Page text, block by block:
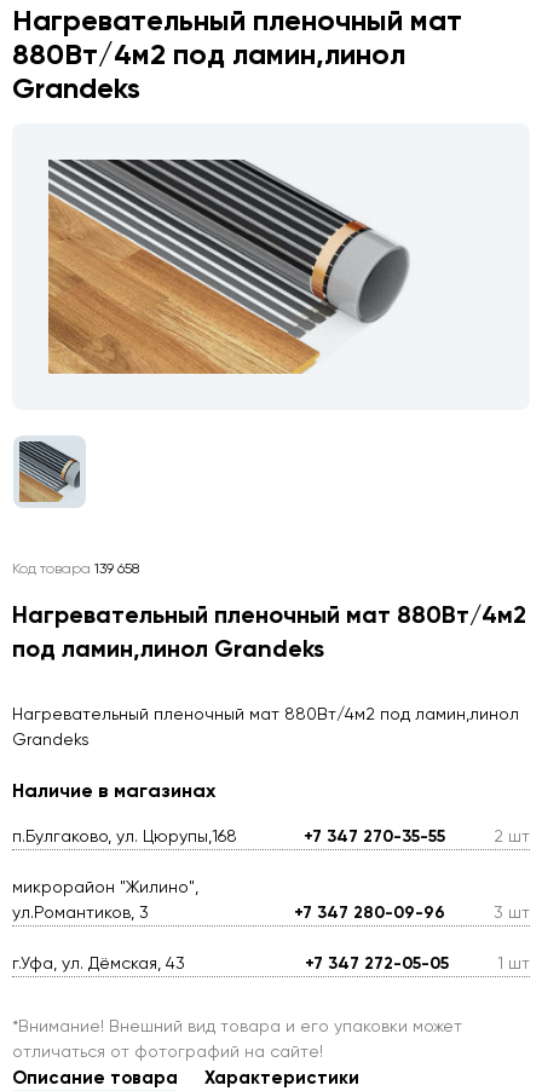
Нагревательный пленочный мат
880Вт/4м2 под ламин,линол
Grandeks
Код товара 139 658
Нагревательный пленочный мат 880Вт/4м2
под ламин,линол Grandeks
Нагревательный пленочный мат 880Вт/4м2 под ламин,линол
Grandeks
Наличие в магазинах
п.Булгаково, ул. Цюрупы,168 +7 347 270-35-55 2 шт
микрорайон "Жилино",
ул.Романтиков, 3
+7 347 280-09-96 3 шт
г.Уфа, ул. Дёмская, 43 +7 347 272-05-05 1 шт
*Внимание! Внешний вид товара и его упаковки может
отличаться от фотографий на сайте!
Описание товара Характеристики